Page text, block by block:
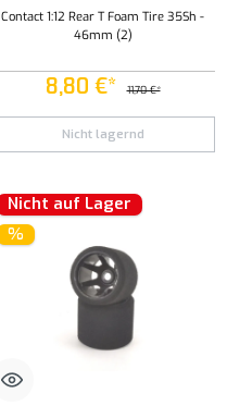
Contact 1:12 Rear T Foam Tire 35Sh -
46mm (2)
8,80 €* 11,70 €*
Nicht lagernd
Nicht auf Lager
%